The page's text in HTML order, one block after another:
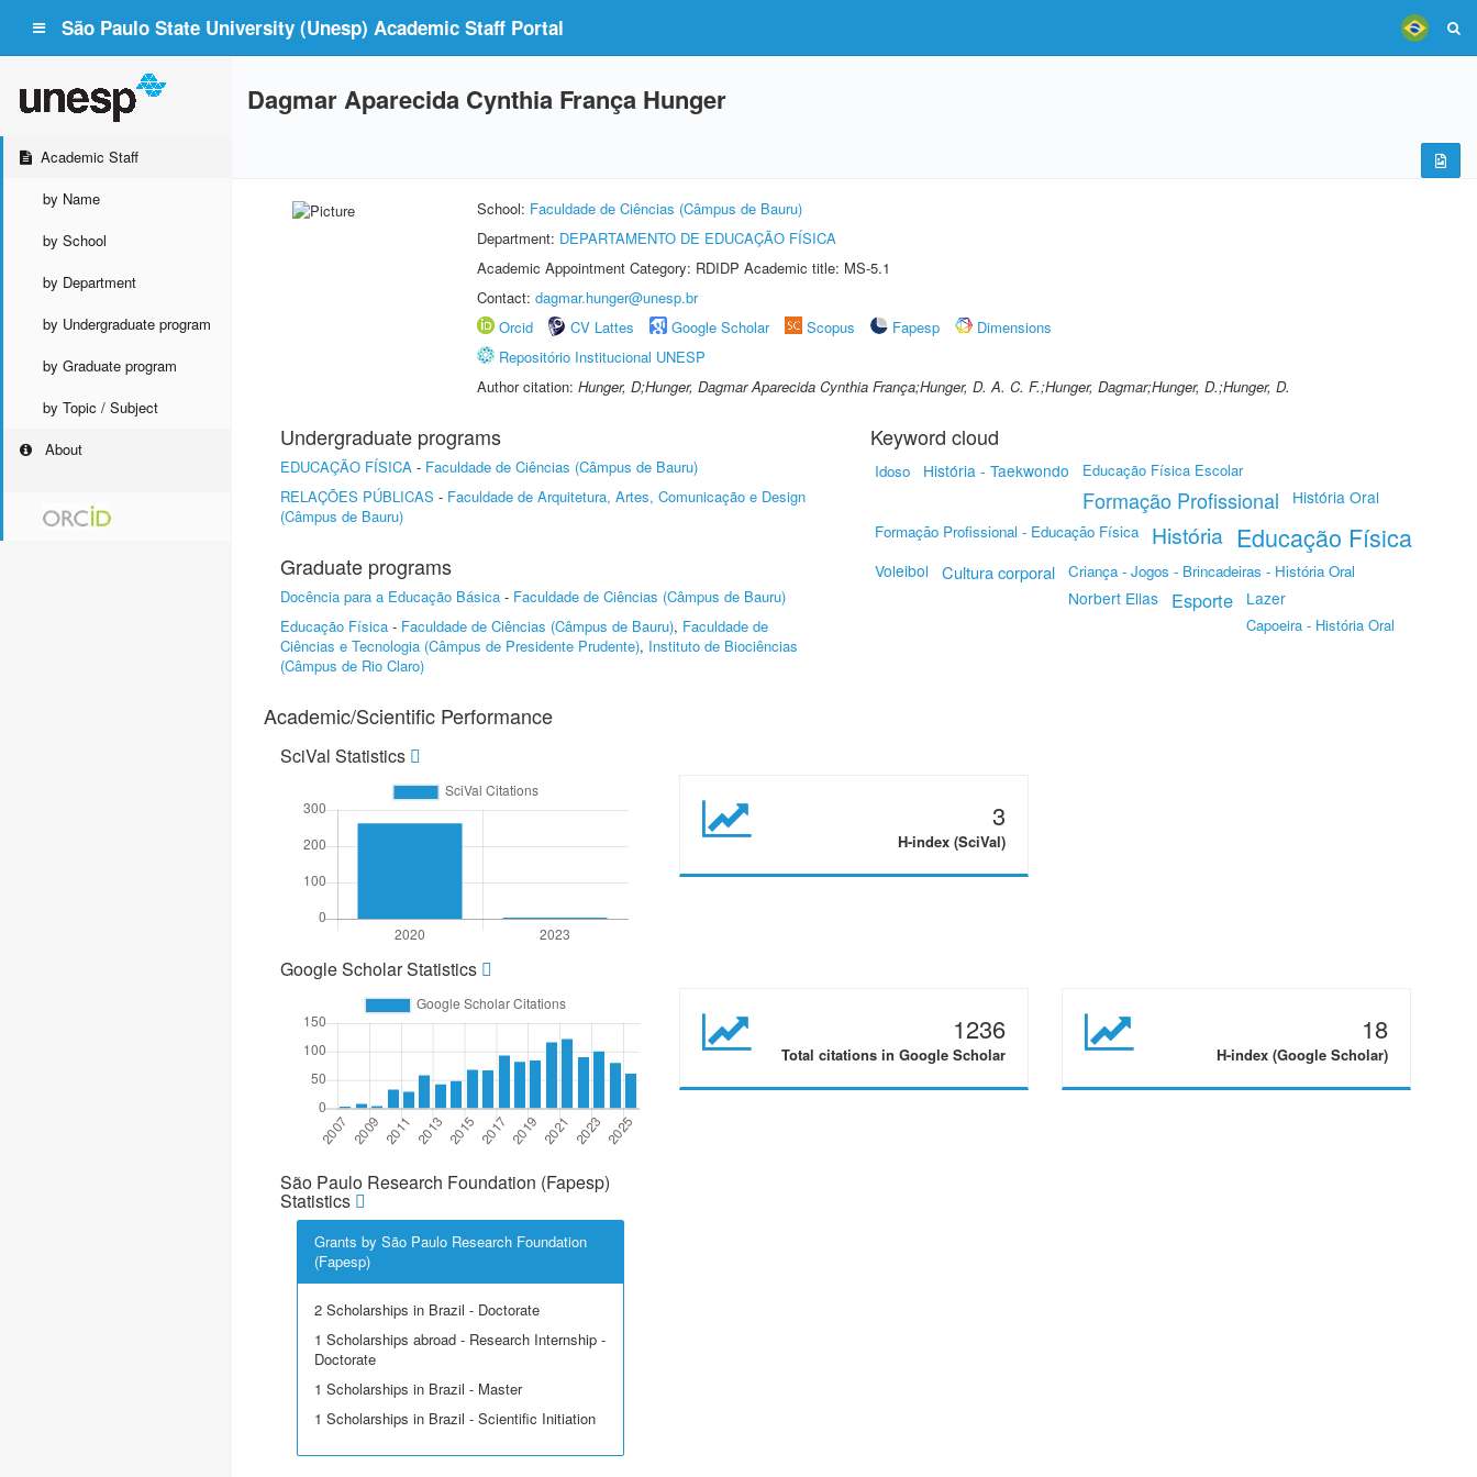
São Paulo State University (Unesp) Academic Staff Portal
Academic Staff
by Name
by School
by Department
by Undergraduate program
by Graduate program
by Topic / Subject
About
Dagmar Aparecida Cynthia França Hunger
School: Faculdade de Ciências (Câmpus de Bauru)
Department: DEPARTAMENTO DE EDUCAÇÃO FÍSICA
Academic Appointment Category: RDIDP Academic title: MS-5.1
Contact: dagmar.hunger@unesp.br
Orcid
CV Lattes Google Scholar Scopus Fapesp
Dimensions
Repositório Institucional UNESP
Author citation: Hunger, D;Hunger, Dagmar Aparecida Cynthia França;Hunger, D. A. C. F.;Hunger, Dagmar;Hunger, D.;Hunger, D.
Undergraduate programs
EDUCAÇÃO FÍSICA - Faculdade de Ciências (Câmpus de Bauru)
RELAÇÕES PÚBLICAS - Faculdade de Arquitetura, Artes, Comunicação e Design
(Câmpus de Bauru)
Graduate programs
Docência para a Educação Básica - Faculdade de Ciências (Câmpus de Bauru)
Educação Física - Faculdade de Ciências (Câmpus de Bauru), Faculdade de
Ciências e Tecnologia (Câmpus de Presidente Prudente), Instituto de Biociências
(Câmpus de Rio Claro)
Keyword cloud
Idoso História - Taekwondo Educação Física Escolar
Formação Profissional História Oral
Formação Profissional - Educação Física História Educação Física
Voleibol Cultura corporal Criança - Jogos - Brincadeiras - História Oral
Norbert Elias Esporte Lazer
Capoeira - História Oral
Academic/Scientific Performance
SciVal Statistics
3
H-index (SciVal)
Google Scholar Statistics
1236
Total citations in Google Scholar
18
H-index (Google Scholar)
São Paulo Research Foundation (Fapesp)
Statistics
Grants by São Paulo Research Foundation
(Fapesp)
2 Scholarships in Brazil - Doctorate
1 Scholarships abroad - Research Internship -
Doctorate
1 Scholarships in Brazil - Master
1 Scholarships in Brazil - Scientific Initiation